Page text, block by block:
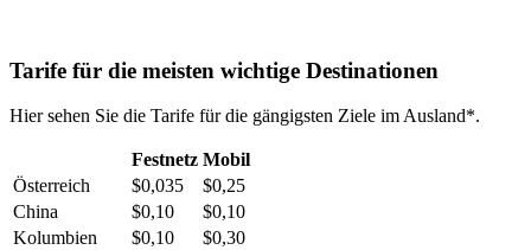
Tarife für die meisten wichtige Destinationen
Hier sehen Sie die Tarife für die gängigsten Ziele im Ausland*.
Festnetz Mobil
Österreich
$0,035
$0,25
China
$0,10
$0,10
Kolumbien
$0,10
$0,30